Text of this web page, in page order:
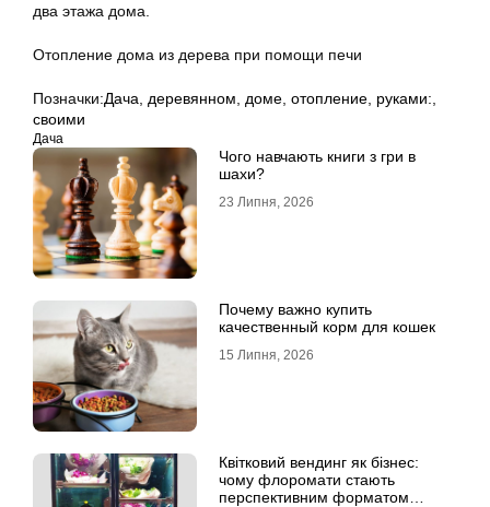
два этажа дома.
Отопление дома из дерева при помощи печи
Позначки:Дача деревянном доме отопление руками:
своими
Дача
Чого навчають книги з гри в
шахи?
23 Липня, 2026
Почему важно купить
качественный корм для кошек
15 Липня, 2026
Квітковий вендинг як бізнес:
чому флоромати стають
перспективним форматом